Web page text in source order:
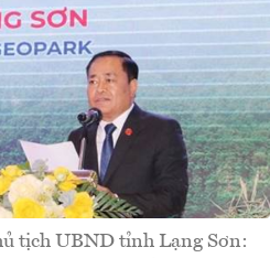
tịch UBND tỉnh Lạng Sơn: